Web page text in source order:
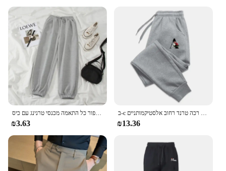
נשים מקרית שרוך מכנסיים רחב מימדים בבאגי קוריאני גבוה מותן מכנסיים רצים שחור אפור כל התאמה מכנסי טרנינג עם כיס
₪3.63
ב-c הדפסה נשים מכנסי טרנינג יוקרה מזדמנים מכנסי ריצה מכנסיים יוקרה אופנתיים רכה טרנד רחוב אלסטיקמותניים S-3XL
₪13.36